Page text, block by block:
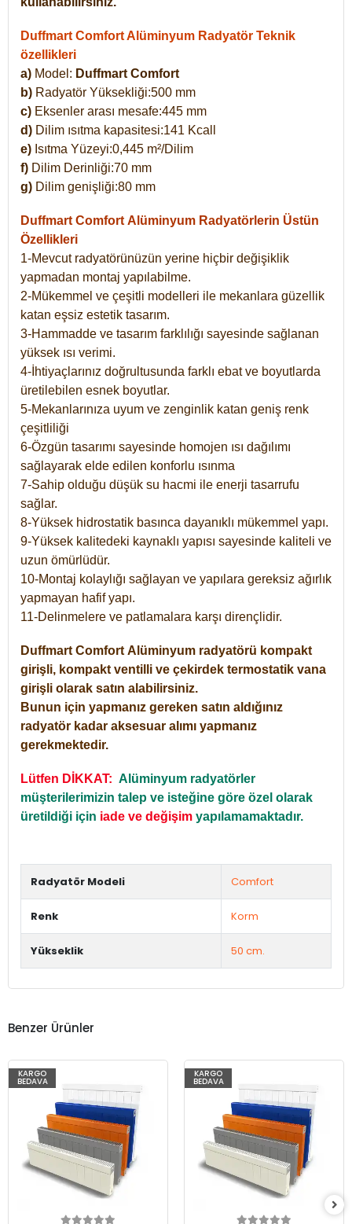
Duffmart Comfort Alüminyum Radyatör Teknik
özellikleri
a) Model: Duffmart Comfort
b) Radyatör Yüksekliği:500 mm
c) Eksenler arası mesafe:445 mm
d) Dilim ısıtma kapasitesi:141 Kcall
e) Isıtma Yüzeyi:0,445 m²/Dilim
f) Dilim Derinliği:70 mm
g) Dilim genişliği:80 mm
Duffmart Comfort Alüminyum Radyatörlerin Üstün
Özellikleri
1-Mevcut radyatörünüzün yerine hiçbir değişiklik
yapmadan montaj yapılabilme.
2-Mükemmel ve çeşitli modelleri ile mekanlara güzellik
katan eşsiz estetik tasarım.
3-Hammadde ve tasarım farklılığı sayesinde sağlanan
yüksek ısı verimi.
4-İhtiyaçlarınız doğrultusunda farklı ebat ve boyutlarda
üretilebilen esnek boyutlar.
5-Mekanlarınıza uyum ve zenginlik katan geniş renk
çeşitliliği
6-Özgün tasarımı sayesinde homojen ısı dağılımı
sağlayarak elde edilen konforlu ısınma
7-Sahip olduğu düşük su hacmi ile enerji tasarrufu
sağlar.
8-Yüksek hidrostatik basınca dayanıklı mükemmel yapı.
9-Yüksek kalitedeki kaynaklı yapısı sayesinde kaliteli ve
uzun ömürlüdür.
10-Montaj kolaylığı sağlayan ve yapılara gereksiz ağırlık
yapmayan hafif yapı.
11-Delinmelere ve patlamalara karşı dirençlidir.
Duffmart Comfort Alüminyum radyatörü kompakt
girişli, kompakt ventilli ve çekirdek termostatik vana
girişli olarak satın alabilirsiniz.
Bunun için yapmanız gereken satın aldığınız
radyatör kadar aksesuar alımı yapmanız
gerekmektedir.
Lütfen DİKKAT: Alüminyum radyatörler
müşterilerimizin talep ve isteğine göre özel olarak
üretildiği için iade ve değişim yapılamamaktadır.
Radyatör Modeli Comfort
Renk Korm
Yükseklik 50 cm.
Benzer Ürünler
KARGO
BEDAVA
KARGO
BEDAVA